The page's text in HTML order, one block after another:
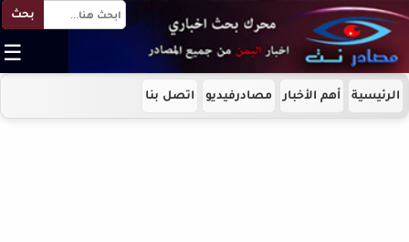
بحث
☰
الرئيسية أهم الأخبار مصادرفيديو اتصل بنا